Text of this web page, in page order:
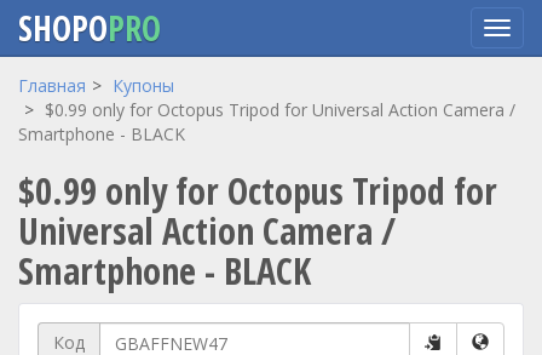
Перейти
основному
SHOPOPRO
Главная
Купоны
$0.99 only for Octopus Tripod for Universal Action Camera /
Smartphone - BLACK
$0.99 only for Octopus Tripod for
Universal Action Camera /
Smartphone - BLACK
Код